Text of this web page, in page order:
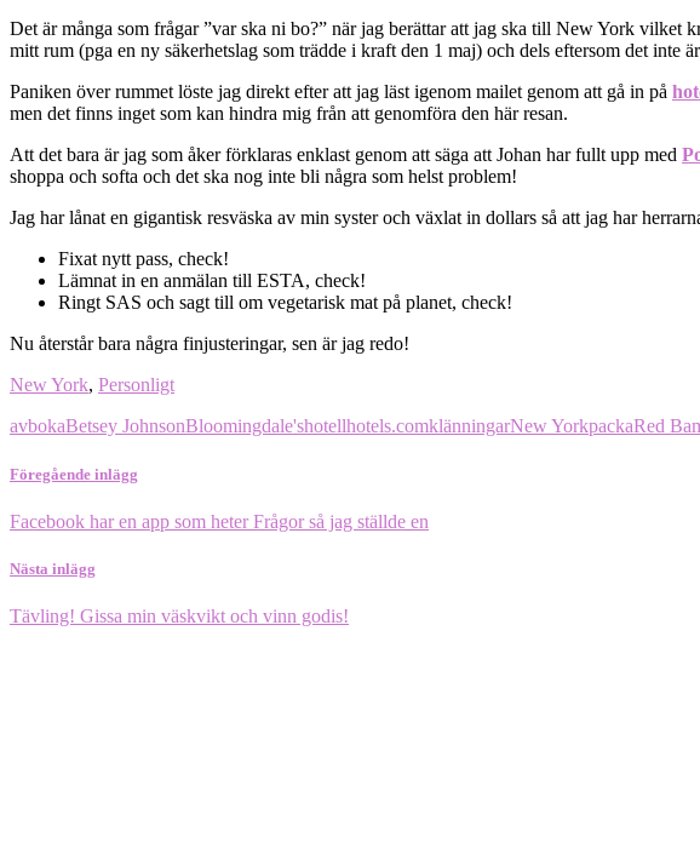
Det är många som frågar ”var ska ni bo?” när jag berättar att jag ska till New York
mitt rum (pga en ny säkerhetslag som trädde i kraft den 1 maj) och dels eftersom det inte
Paniken över rummet löste jag direkt efter att jag läst igenom mailet genom att gå in på
men det finns inget som kan hindra mig från att genomföra den här resan.
Att det bara är jag som åker förklaras enklast genom att säga att Johan har fullt upp med
shoppa och softa och det ska nog inte bli några som helst problem!
Jag har lånat en gigantisk resväska av min syster och växlat in dollars så att jag har
Fixat nytt pass, check!
Lämnat in en anmälan till ESTA, check!
Ringt SAS och sagt till om vegetarisk mat på planet, check!
Nu återstår bara några finjusteringar, sen är jag redo!
New York, Personligt
avbokaBetsey JohnsonBloomingdale'shotellhotels.comklänningarNew YorkpackaRed
Föregående inlägg
Facebook har en app som heter Frågor så jag ställde en
Nästa inlägg
Tävling! Gissa min väskvikt och vinn godis!